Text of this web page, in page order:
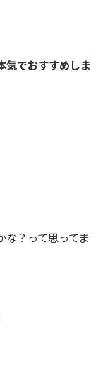
気でおすすめしま
？って思ってま